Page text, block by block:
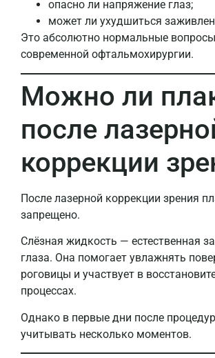
опасно ли напряжение глаз;
может ли ухудшиться
Это абсолютно нормальные
современной офтальмохирургии.
Можно ли
после
коррекции
После лазерной коррекции зрения
запрещено.
Слёзная жидкость — естественная
глаза. Она помогает увлажнять
роговицы и участвует в
процессах.
Однако в первые дни после
учитывать несколько моментов.